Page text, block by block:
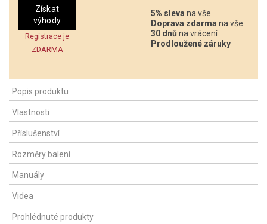
Získat
výhody
Registrace je
ZDARMA
5% sleva na vše
Doprava zdarma na vše
30 dnů na vrácení
Prodloužené záruky
Popis produktu
Vlastnosti
Příslušenství
Rozměry balení
Manuály
Videa
Prohlédnuté produkty